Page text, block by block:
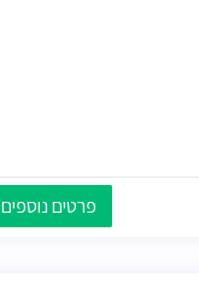
פרטים נוספים